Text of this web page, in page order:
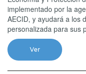
implementado por la
AECID, y ayudará a los
personalizada para sus
Ver